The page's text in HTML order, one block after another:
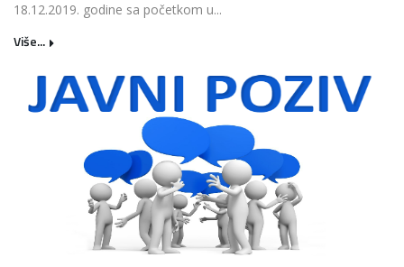
18.12.2019. godine sa početkom u...
Više...